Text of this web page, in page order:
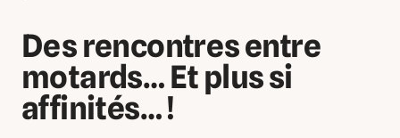
Des rencontres entre
motards… Et plus si
affinités… !